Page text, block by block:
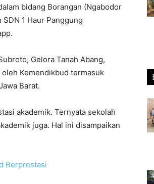
bidang Borangan (Ngabodor
1 Haur Panggung
Gelora Tanah Abang,
Kemendikbud termasuk
Barat.
akademik. Ternyata sekolah
juga. Hal ini disampaikan
Berprestasi